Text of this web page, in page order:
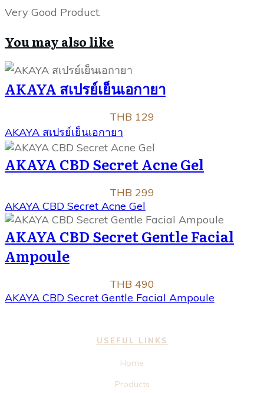
Very Good Product.
You may also like
AKAYA สเปรย์เย็นเอกายา
THB 129
AKAYA สเปรย์เย็นเอกายา
AKAYA CBD Secret Acne Gel
THB 299
AKAYA CBD Secret Acne Gel
AKAYA CBD Secret Gentle Facial
Ampoule
THB 490
AKAYA CBD Secret Gentle Facial Ampoule
USEFUL LINKS
Home
Products